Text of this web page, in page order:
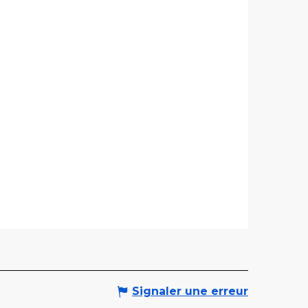
Signaler une erreur